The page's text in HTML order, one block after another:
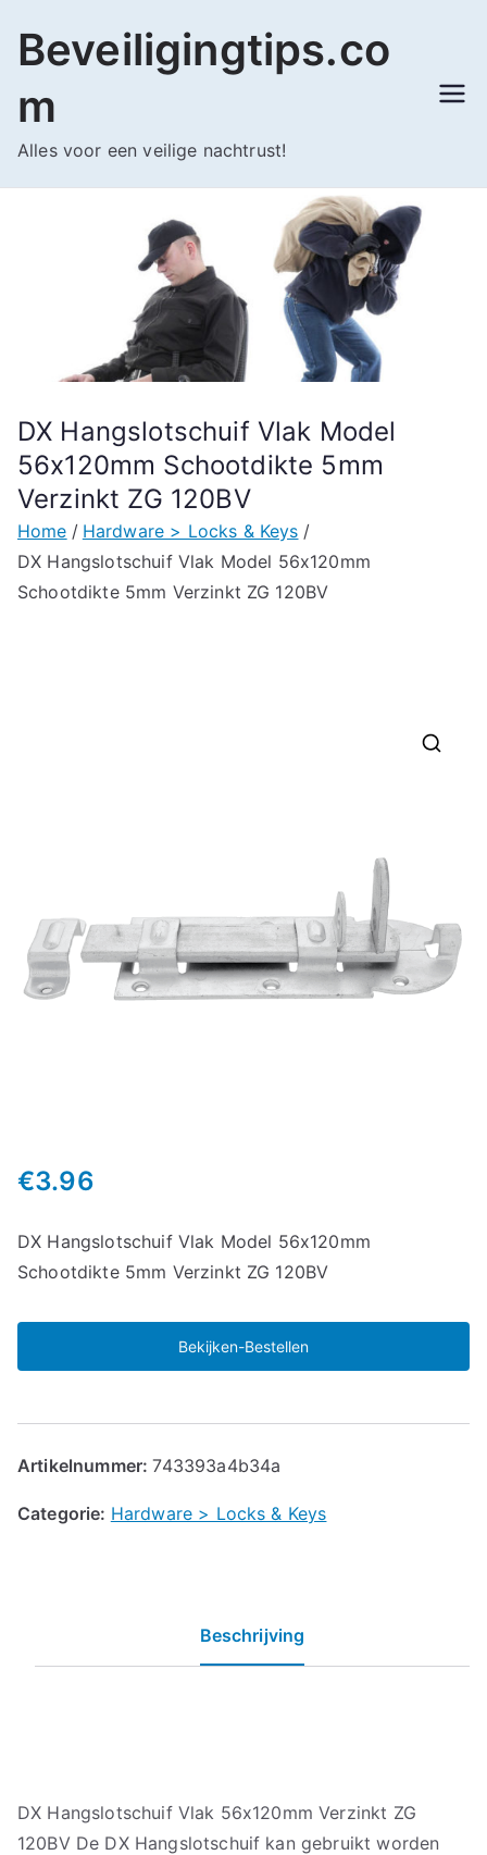
naar
inhoud
Beveiligingtips.co
m
Alles voor een veilige nachtrust!
DX Hangslotschuif Vlak Model
56x120mm Schootdikte 5mm
Verzinkt ZG 120BV
Home
Hardware > Locks & Keys
DX Hangslotschuif Vlak Model 56x120mm
Schootdikte 5mm Verzinkt ZG 120BV
€3.96
DX Hangslotschuif Vlak Model 56x120mm
Schootdikte 5mm Verzinkt ZG 120BV
Bekijken-Bestellen
Artikelnummer:743393a4b34a
Categorie: Hardware > Locks & Keys
Beschrijving
DX Hangslotschuif Vlak 56x120mm Verzinkt ZG
120BV De DX Hangslotschuif kan gebruikt worden